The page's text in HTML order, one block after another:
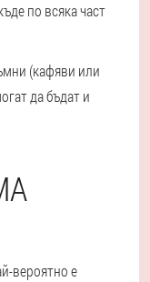
по всяка част
(кафяви или
да бъдат и
вероятно е